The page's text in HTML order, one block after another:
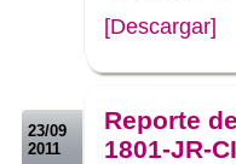
[Descargar]
23/09
2011
Reporte
1801-JR-